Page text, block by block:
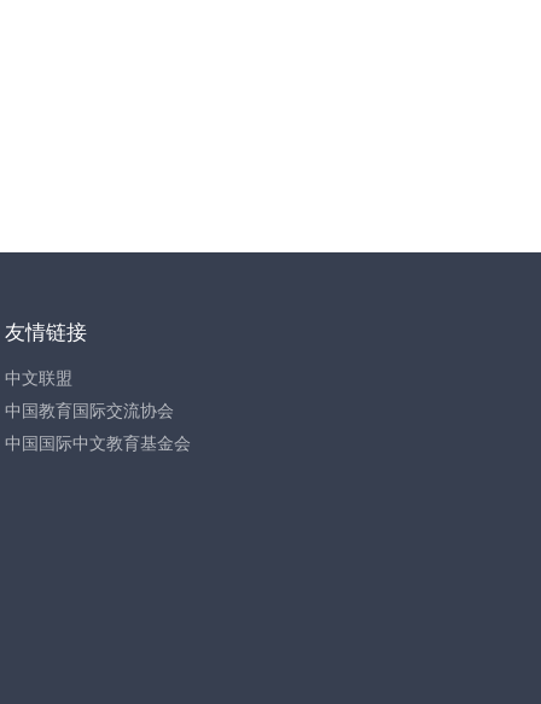
友情链接
中文联盟
中国教育国际交流协会
中国国际中文教育基金会